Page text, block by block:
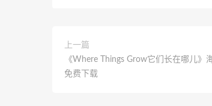
上一篇
《Where Things Grow它们长在哪儿》
免费下载